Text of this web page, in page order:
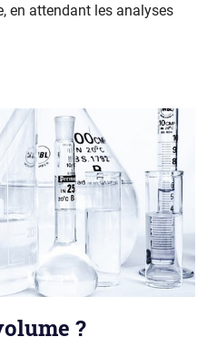
en attendant les analyses
?